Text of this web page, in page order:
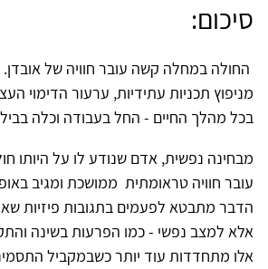
סיכום:
החולה במחלה קשה עובר חוויה של
מניפוץ תכניות עתידיות, ערעור הדימוי
בכל מהלך החיים - החל בעבודה וכלה
מבחינה נפשית, אדם שנודע לו על היותו
עובר חוויה טראומתית ממושכת ומגיב
הדבר מתבטא לפעמים בתגובות פיזיות
אלא למצב נפשי - כמו הפרעות בשינה
אלו מתחדדות עוד יותר כשבמקביל